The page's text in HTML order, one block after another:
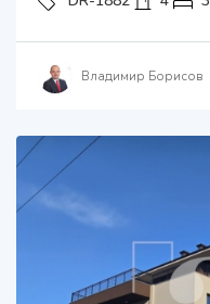
Владимир Борисов